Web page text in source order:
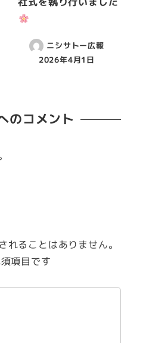
ニシサトー広報
2026年4月1日
のコメント
れることはありません。
項目です